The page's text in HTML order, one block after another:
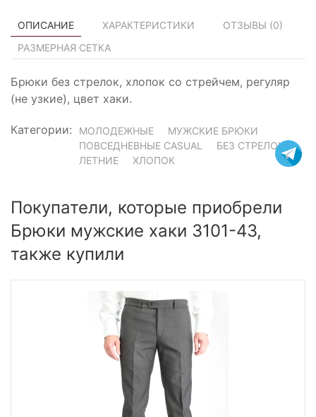
ОПИСАНИЕ ХАРАКТЕРИСТИКИ ОТЗЫВЫ (0)
РАЗМЕРНАЯ СЕТКА
Брюки без стрелок, хлопок со стрейчем, регуляр
(не узкие), цвет хаки.
Категории: МОЛОДЕЖНЫЕ
МУЖСКИЕ БРЮКИ
ПОВСЕДНЕВНЫЕ CASUAL
БЕЗ СТРЕЛОК
ЛЕТНИЕ
ХЛОПОК
Покупатели, которые приобрели
Брюки мужские хаки 3101-43,
также купили